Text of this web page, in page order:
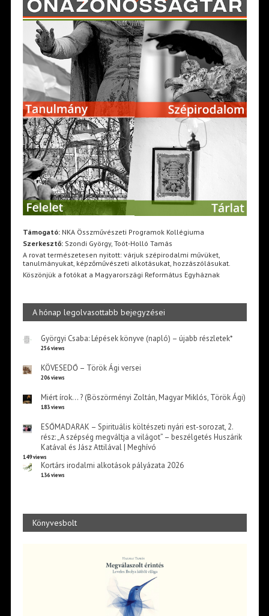
Támogató:NKA Összművészeti Programok Kollégiuma
Szerkesztő:Szondi György, Toót-Holló Tamás
A rovat természetesen nyitott: várjuk szépirodalmi művüket,
tanulmányukat, képzőművészeti alkotásukat, hozzászólásukat.
Köszönjük a fotókat a Magyarországi Református Egyháznak
A hónap legolvasottabb bejegyzései
Györgyi Csaba: Lépések könyve (napló) – újabb részletek*
256 views
KÖVESEDŐ – Török Ági versei
206 views
Miért írok… ? (Böszörményi Zoltán, Magyar Miklós, Török Ági)
183 views
ESŐMADARAK – Spirituális költészeti nyári est-sorozat, 2.
rész: „A szépség megváltja a világot” – beszélgetés Huszárik
Katával és Jász Attilával | Meghívó
149 views
Kortárs irodalmi alkotások pályázata 2026
136 views
Könyvesbolt